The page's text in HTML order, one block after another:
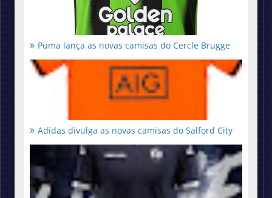
Puma lança as novas camisas do Cercle Brugge
Adidas divulga as novas camisas do Salford City